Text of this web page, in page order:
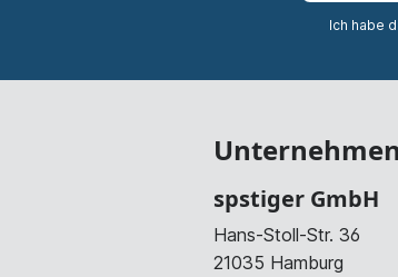
Ich habe
Unternehmen
spstiger GmbH
Hans-Stoll-Str. 36
21035 Hamburg